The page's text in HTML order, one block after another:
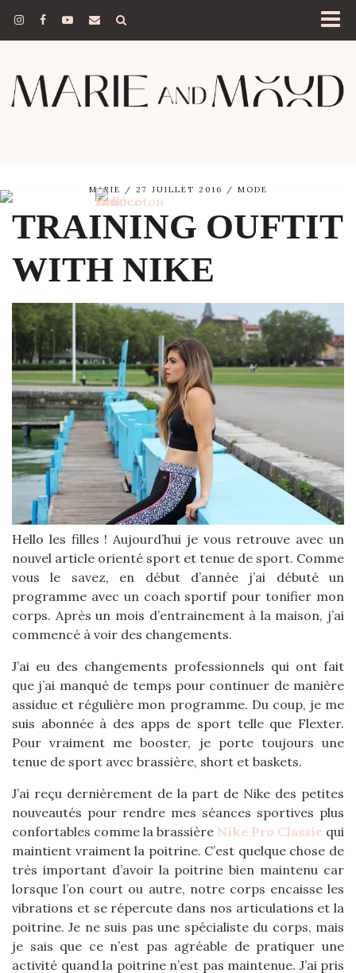
MARIE 27 JUILLET 2016 MODE
TRAINING OUFTIT
WITH NIKE
Hello les filles ! Aujourd’hui je vous retrouve avec un
nouvel article orienté sport et tenue de sport. Comme
vous le savez, en début d’année j’ai débuté un
programme avec un coach sportif pour tonifier mon
corps. Après un mois d’entrainement à la maison, j’ai
commencé à voir des changements.
J’ai eu des changements professionnels qui ont fait
que j’ai manqué de temps pour continuer de manière
assidue et régulière mon programme. Du coup, je me
suis abonnée à des apps de sport telle que Flexter.
Pour vraiment me booster, je porte toujours une
tenue de sport avec brassière, short et baskets.
J’ai reçu dernièrement de la part de Nike des petites
nouveautés pour rendre mes séances sportives plus
confortables comme la brassière Nike Pro Classic qui
maintient vraiment la poitrine. C’est quelque chose de
très important d’avoir la poitrine bien maintenu car
lorsque l’on court ou autre, notre corps encaisse les
vibrations et se répercute dans nos articulations et la
poitrine. Je ne suis pas une spécialiste du corps, mais
je sais que ce n’est pas agréable de pratiquer une
activité quand la poitrine n’est pas maintenue. J’ai pris